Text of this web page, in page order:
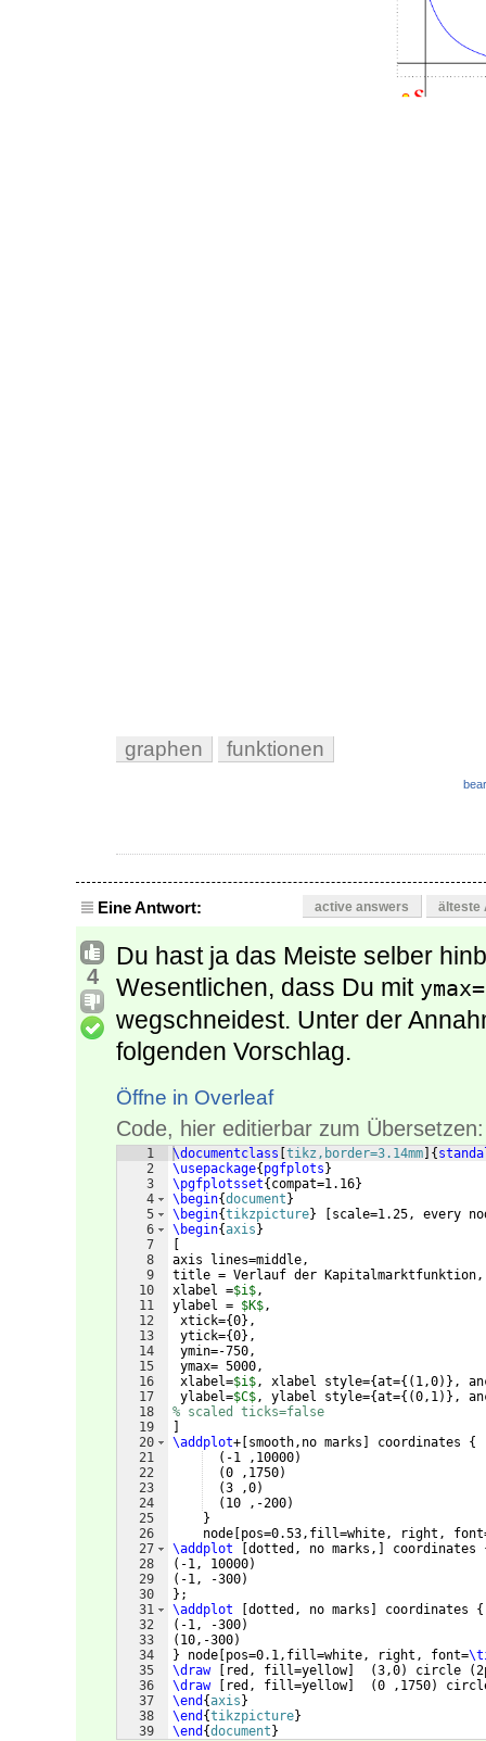
graphen funktionen
Eine Antwort: active answers älteste
4
Du hast ja das Meiste selber
Wesentlichen, dass Du mit
wegschneidest. Unter der
folgenden Vorschlag.
Öffne in Overleaf
Code, hier editierbar zum Übersetzen:
1
2
3
4
5
6
7
8
9
10
11
12
13
14
15
16
17
18
19
20
21
22
23
24
25
26
27
28
29
30
31
32
33
34
35
36
37
38
39
\documentclass tikz,border=3.14mm {
\usepackage{ pgfplots }
\pgfplotsset{ compat=1.16}
\begin{document }
\begin{tikzpicture}
scale=1.25, every
\begin{axis }
axis lines=middle,
title = Verlauf der Kapitalmarktfunktion,
xlabel =$i$,
ylabel = $K$,
xtick={0} ,
ytick={0} ,
ymin=-750,
ymax= 5000,
xlabel=$i$, xlabel style={at={( 1,0)} ,
ylabel=$C$, ylabel style={at={(0,1)} ,
% scaled ticks=false
\addplot+ smooth,no marks coordinates {
( -1 ,10000)
(0 ,1750)
(3 ,0)
( 10 ,-200)
}
    node
pos=0.53,fill=white, right,
\addplot
dotted, no marks, coordinates
( -1, 10000)
( -1, -300)
} ;
\addplot
dotted, no marks coordinates {
( -1, -300)
( 10,-300)
} node pos=0.1,fill=white, right, font=
\draw
red, fill=yellow] (3,0) circle (
\draw
red, fill=yellow] (0 ,1750)
\end {axis }
\end {tikzpicture}
\end {document }